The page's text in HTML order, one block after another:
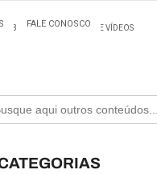
BLOG MATERIAIS E VÍDEOS
FALE CONOSCO